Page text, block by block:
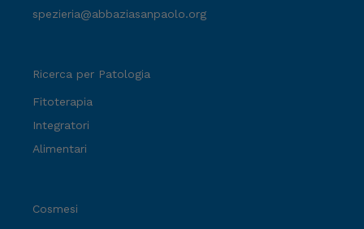
spezieria@abbaziasanpaolo.org
Ricerca per Patologia
Fitoterapia
Integratori
Alimentari
Cosmesi